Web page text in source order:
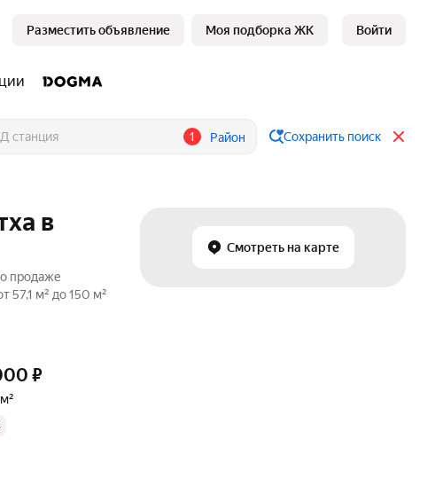
Разместить объявление Моя подборка ЖК Войти
1 Район Сохранить поиск
Смотреть на карте
в
продаже
м² до 150 м²
₽